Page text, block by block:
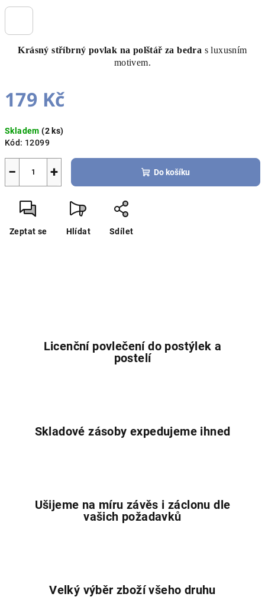
Krásný stříbrný povlak na polštář za bedra s luxusním
motivem.
179 Kč
cena:
Skladem(2 ks)
Kód: 12099
+
− Do košíku
Zeptat se Hlídat Sdílet
Licenční povlečení do postýlek a
postelí
Skladové zásoby expedujeme ihned
Ušijeme na míru závěs i záclonu dle
vašich požadavků
Velký výběr zboží všeho druhu